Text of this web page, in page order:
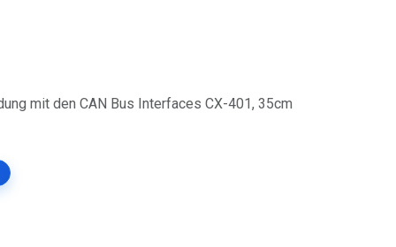
mit den CAN Bus Interfaces CX-401, 35cm